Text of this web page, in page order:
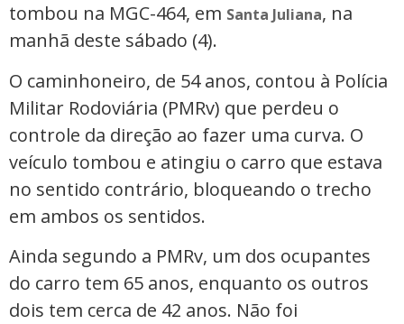
tombou na MGC-464, em Santa Juliana, na
manhã deste sábado (4).
O caminhoneiro, de 54 anos, contou à Polícia
Militar Rodoviária (PMRv) que perdeu o
controle da direção ao fazer uma curva. O
veículo tombou e atingiu o carro que estava
no sentido contrário, bloqueando o trecho
em ambos os sentidos.
Ainda segundo a PMRv, um dos ocupantes
do carro tem 65 anos, enquanto os outros
dois tem cerca de 42 anos. Não foi